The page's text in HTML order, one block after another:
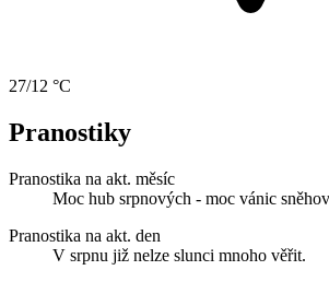
27/12 °C
Pranostiky
Pranostika na akt. měsíc
Moc hub srpnových - moc vánic
Pranostika na akt. den
V srpnu již nelze slunci mnoho věřit.